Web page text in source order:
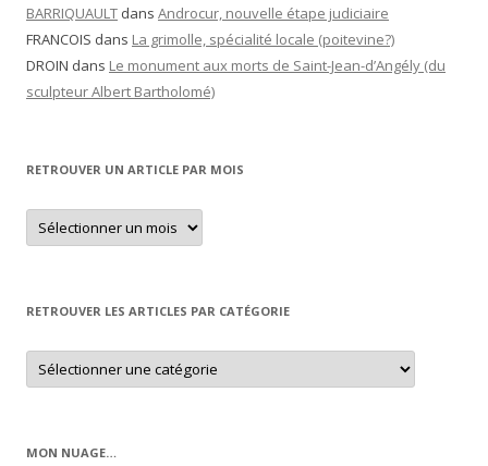
BARRIQUAULT dans Androcur, nouvelle étape judiciaire
FRANCOIS dans La grimolle, spécialité locale (poitevine?)
DROIN dans Le monument aux morts de Saint-Jean-d’Angély (du
sculpteur Albert Bartholomé)
RETROUVER UN ARTICLE PAR MOIS
Retrouver
un
article
RETROUVER LES ARTICLES PAR CATÉGORIE
Retrouver
les
articles
MON NUAGE…